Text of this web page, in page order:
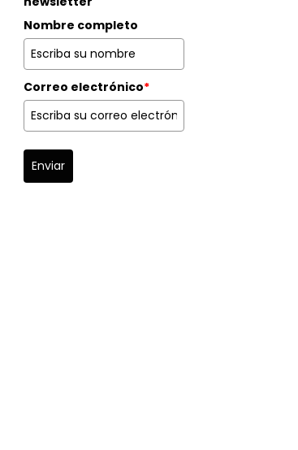
Nombre completo
Correo electrónico*
Enviar